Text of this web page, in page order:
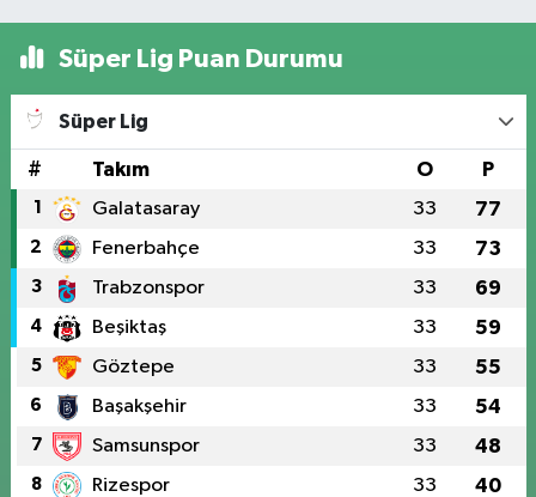
Süper Lig Puan Durumu
Süper Lig
# Takım O P
1 Galatasaray 33 77
2 Fenerbahçe 33 73
3 Trabzonspor 33 69
4 Beşiktaş 33 59
5 Göztepe 33 55
6 Başakşehir 33 54
7 Samsunspor 33 48
8 Rizespor 33 40